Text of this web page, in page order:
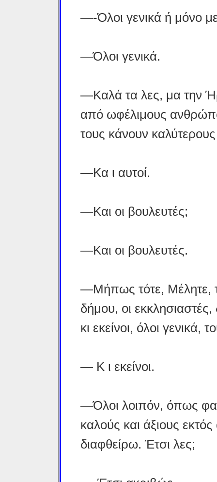
—-Όλοι γενικά ή μόνο
—Όλοι γενικά.
—Καλά τα λες, μα την
από ωφέλιμους
τους κάνουν καλύτερους
—Κα ι αυτοί.
—Και οι βουλευτές;
—Και οι βουλευτές.
—Μήπως τότε, Μέλητε,
δήμου, οι
κι εκείνοι, όλοι γενικά,
— Κ ι εκείνοι.
—Όλοι λοιπόν, όπως
καλούς και άξιους
διαφθείρω. Έτσι λες;